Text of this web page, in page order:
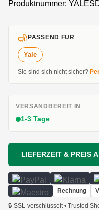
Produktnummer:
PASSEND FÜR
Yale
Sie sind sich nicht sicher?
VERSANDBEREIT IN
1-3 Tage
LIEFERZEIT & PREIS
Rechnung
🔒 SSL-verschlüsselt • Trusted